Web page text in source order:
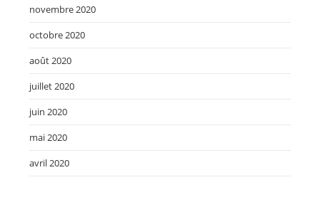
novembre 2020
octobre 2020
août 2020
juillet 2020
juin 2020
mai 2020
avril 2020